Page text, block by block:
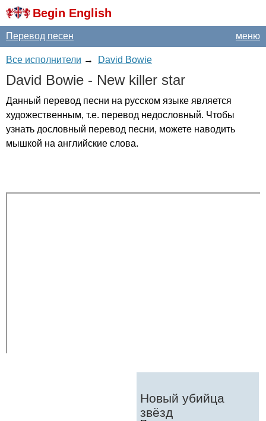
Begin English
меню
Перевод песен
Все исполнители → David Bowie
David Bowie - New killer star
Данный перевод песни на русском языке является
художественным, т.е. перевод недословный. Чтобы
узнать дословный перевод песни, можете наводить
мышкой на английские слова.
Новый убийца
звёзд